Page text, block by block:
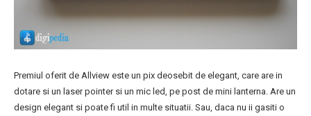
Premiul oferit de Allview este un pix deosebit de elegant, care are in
dotare si un laser pointer si un mic led, pe post de mini lanterna. Are un
design elegant si poate fi util in multe situatii. Sau, daca nu ii gasiti o